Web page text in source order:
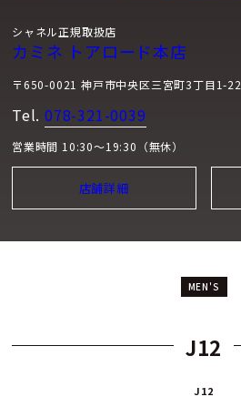
シャネル正規取扱店
カミネ トアロード本店
〒650-0021 神戸市中央区三宮町3丁目1-22
Tel. 078-321-0039
営業時間 10:30～19:30（無休）
店舗詳細
MEN'S
J12
J12